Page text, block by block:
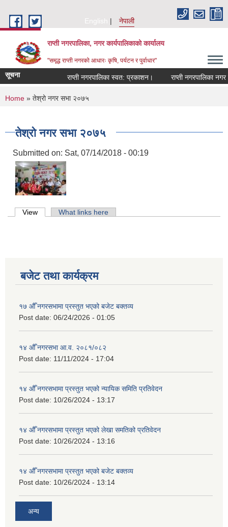
English
नेपाली
राप्ती नगरपालिका, नगर कार्यपालिकाको कार्यालय
"समृद्ध राप्ती नगरको आधारः कृषि, पर्यटन र पुर्वाधार"
सूचना राप्ती नगरपालिका स्वत: प्रकाशन। राप्ती नगरपालिका नगर
You are here
Home » तेश्रो नगर सभा २०७५
तेश्रो नगर सभा २०७५
Submitted on: Sat, 07/14/2018 - 00:19
Primary tabs
View (active tab)What links here
बजेट तथा कार्यक्रम
१७ औँ नगरसभामा प्रस्तुत भएको बजेट बक्तव्य
Post date: 06/24/2026 - 01:05
१४ औँ नगरसभा आ.व. २०८१/०८२
Post date: 11/11/2024 - 17:04
१४ औँ नगरसभामा प्रस्तुत भएको न्यायिक समिति प्रतिवेदन
Post date: 10/26/2024 - 13:17
१४ औँ नगरसभामा प्रस्तुत भएको लेखा समतिको प्रतिवेदन
Post date: 10/26/2024 - 13:16
१४ औँ नगरसभामा प्रस्तुत भएको बजेट बक्तव्य
Post date: 10/26/2024 - 13:14
अन्य